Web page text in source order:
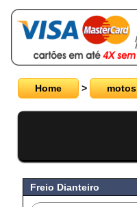
Home > motos
Freio Dianteiro